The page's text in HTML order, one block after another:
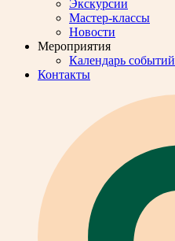
Экскурсии
Мастер-классы
Новости
Мероприятия
Календарь событий
Контакты